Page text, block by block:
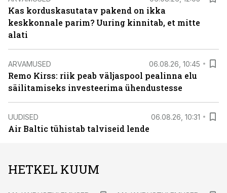
Kas korduskasutatav pakend on ikka
keskkonnale parim? Uuring kinnitab, et mitte
alati
ARVAMUSED 06.08.26, 10:45
Remo Kirss: riik peab väljaspool pealinna elu
säilitamiseks investeerima ühendustesse
UUDISED 06.08.26, 10:31
Air Baltic tühistab talviseid lende
HETKEL KUUM